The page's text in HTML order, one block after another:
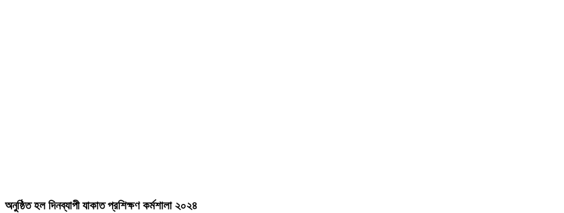
অনুষ্ঠিত হল দিনব্যাপী যাকাত প্রশিক্ষণ কর্মশালা ২০২৪